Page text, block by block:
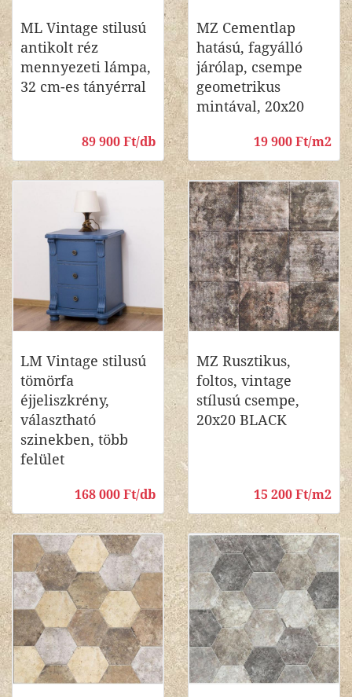
ML Vintage stilusú
antikolt réz
mennyezeti lámpa,
32 cm-es tányérral
89 900 Ft/db
MZ Cementlap
hatású, fagyálló
járólap, csempe
geometrikus
mintával, 20x20
19 900 Ft/m2
LM Vintage stilusú
tömörfa
éjjeliszkrény,
választható
szinekben, több
felület
168 000 Ft/db
MZ Rusztikus,
foltos, vintage
stílusú csempe,
20x20 BLACK
15 200 Ft/m2